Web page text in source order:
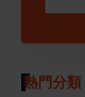
熱門分類